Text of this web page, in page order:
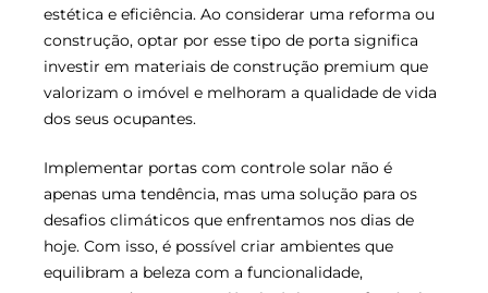
estética e eficiência. Ao considerar uma reforma ou
construção, optar por esse tipo de porta significa
investir em materiais de construção premium que
valorizam o imóvel e melhoram a qualidade de vida
dos seus ocupantes.
Implementar portas com controle solar não é
apenas uma tendência, mas uma solução para os
desafios climáticos que enfrentamos nos dias de
hoje. Com isso, é possível criar ambientes que
equilibram a beleza com a funcionalidade,